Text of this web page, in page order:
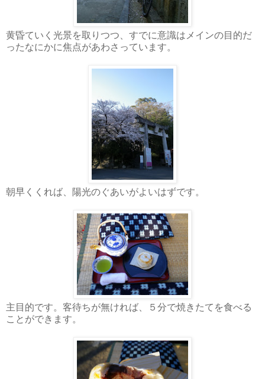
黄昏ていく光景を取りつつ、すでに意識はメインの目的だ
ったなにかに焦点があわさっています。
朝早くくれば、陽光のぐあいがよいはずです。
主目的です。客待ちが無ければ、５分で焼きたてを食べる
ことができます。